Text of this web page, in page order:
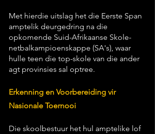
Met hierdie uitslag het die Eerste Span
amptelik deurgedring na die
opkomende Suid-Afrikaanse Skole-
netbalkampioenskappe (SA's), waar
hulle teen die top-skole van die ander
agt provinsies sal optree.
Erkenning en Voorbereiding vir
Nasionale Toernooi
Die skoolbestuur het hul amptelike lof